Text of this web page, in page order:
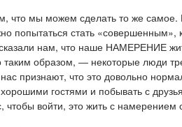
что мы можем сделать то же
попытаться стать
нам, что наше НАМЕРЕНИЕ
таким образом, ― некоторые люди
признают, что это довольно
хорошими гостями и побывать с
чтобы войти, это жить с